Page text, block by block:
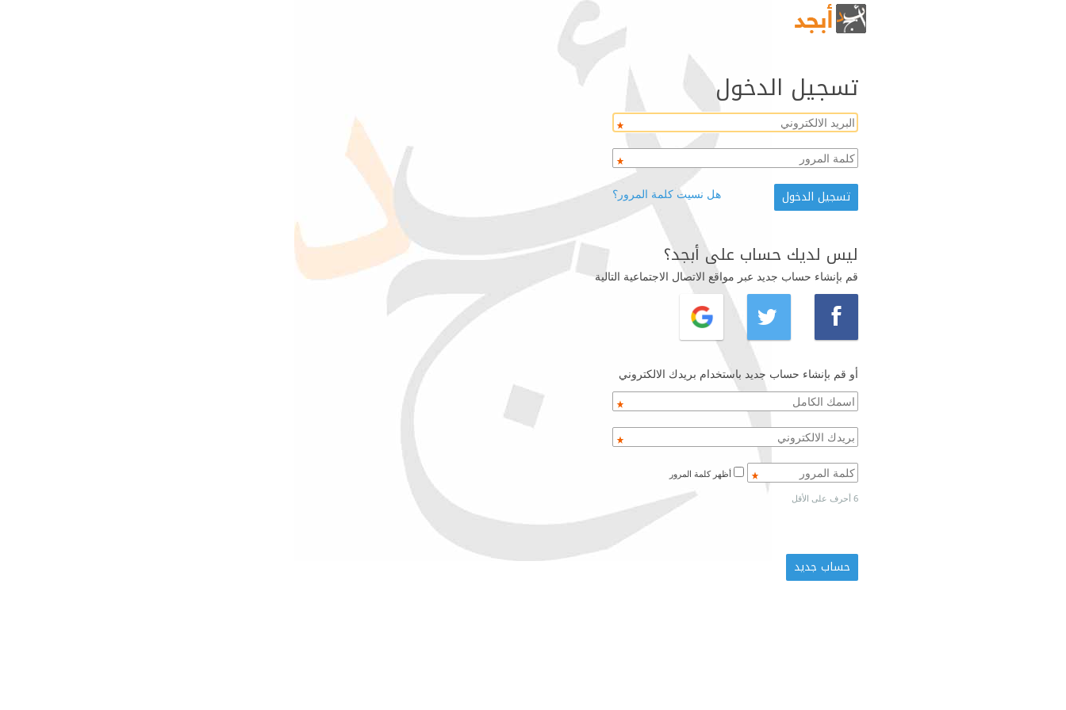
تسجيل الدخول
هل نسيت كلمة المرور؟
ليس لديك حساب على أبجد؟
قم بإنشاء حساب جديد عبر مواقع الاتصال الاجتماعية التالية
أو قم بإنشاء حساب جديد باستخدام بريدك الالكتروني
6 أحرف على الأقل